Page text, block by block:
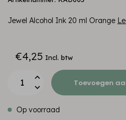
Jewel Alcohol Ink 20 ml Orange
€4,25 Incl. btw
Toevoegen
Op voorraad